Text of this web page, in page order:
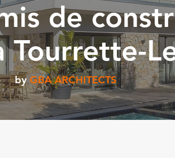
de
by GBA ARCHITECTS